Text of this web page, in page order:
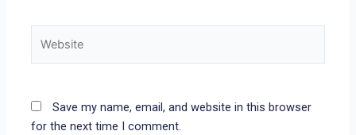
Save my name, email, and website in this browser
for the next time I comment.